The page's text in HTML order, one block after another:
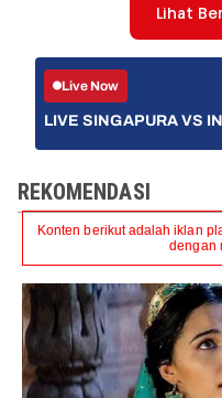
Lihat
Live Now
LIVE SINGAPURA VS